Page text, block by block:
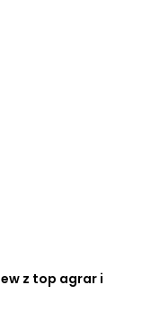
z top agrar i